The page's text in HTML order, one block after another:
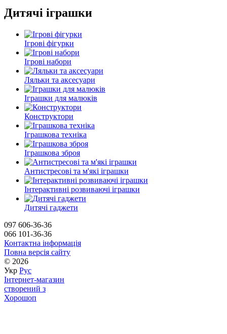
Дитячі іграшки
Ігрові фігурки
Ігрові набори
Ляльки та аксесуари
Іграшки для малюків
Конструктори
Іграшкова техніка
Іграшкова зброя
Антистресові та м'які іграшки
Інтерактивні розвиваючі іграшки
Дитячі гаджети
097 606-36-36
066 101-36-36
Контактна інформація
Повна версія сайту
© 2026
Укр Рус
Інтернет-магазин
створений з
Хорошоп